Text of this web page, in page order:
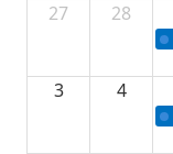
27
28
3 4